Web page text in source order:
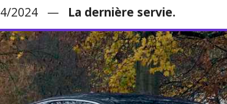
2024 — La dernière servie.